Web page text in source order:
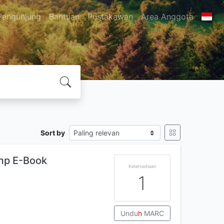
Bantuan Pustakawan Area Anggota
Sort by
E-Book Ketersediaan
1
UnduhMARC